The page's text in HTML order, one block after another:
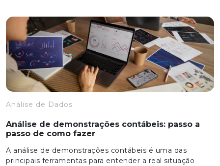
Análise de Dados
Análise de demonstrações contábeis: passo a
passo de como fazer
A análise de demonstrações contábeis é uma das
principais ferramentas para entender a real situação